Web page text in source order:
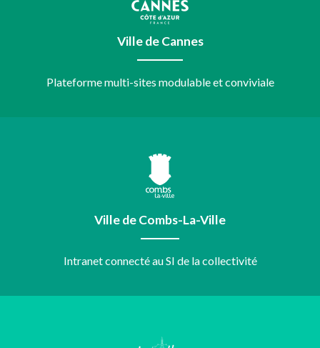
Ville de Cannes
Plateforme multi-sites modulable et conviviale
Ville de Combs-La-Ville
Intranet connecté au SI de la collectivité